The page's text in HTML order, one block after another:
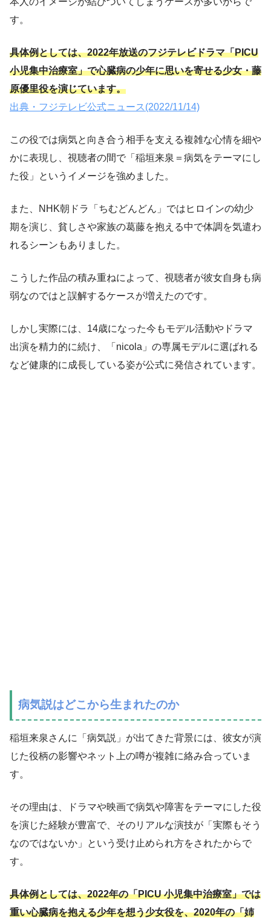
す。
具体例としては、2022年放送のフジテレビドラマ「PICU
小児集中治療室」で心臓病の少年に思いを寄せる少女・藤
原優里役を演じています。
出典・フジテレビ公式ニュース(2022/11/14)
この役では病気と向き合う相手を支える複雑な心情を細や
かに表現し、視聴者の間で「稲垣来泉＝病気をテーマにし
た役」というイメージを強めました。
また、NHK朝ドラ「ちむどんどん」ではヒロインの幼少
期を演じ、貧しさや家族の葛藤を抱える中で体調を気遣わ
れるシーンもありました。
こうした作品の積み重ねによって、視聴者が彼女自身も病
弱なのではと誤解するケースが増えたのです。
しかし実際には、14歳になった今もモデル活動やドラマ
出演を精力的に続け、「nicola」の専属モデルに選ばれる
など健康的に成長している姿が公式に発信されています。
病気説はどこから生まれたのか
稲垣来泉さんに「病気説」が出てきた背景には、彼女が演
じた役柄の影響やネット上の噂が複雑に絡み合っていま
す。
その理由は、ドラマや映画で病気や障害をテーマにした役
を演じた経験が豊富で、そのリアルな演技が「実際もそう
なのではないか」という受け止められ方をされたからで
す。
具体例としては、2022年の「PICU 小児集中治療室」では
重い心臓病を抱える少年を想う少女役を、2020年の「姉